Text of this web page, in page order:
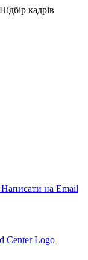
кадрів
Написати на Email